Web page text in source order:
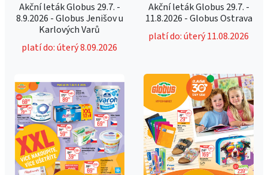
Akční leták Globus 29.7. -
8.9.2026 - Globus Jenišov u
Karlových Varů
platí do: úterý 8.09.2026
Akční leták Globus 29.7. -
11.8.2026 - Globus Ostrava
platí do: úterý 11.08.2026